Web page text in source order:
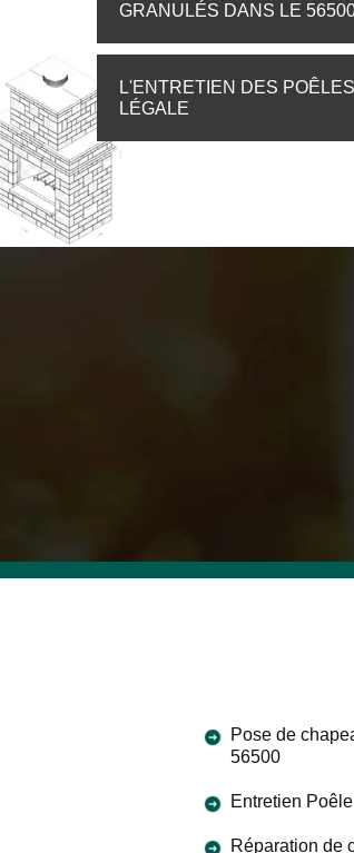
GRANULÉS DANS LE
L'ENTRETIEN DES
LÉGALE
Pose de
56500
Entretien
Réparation de